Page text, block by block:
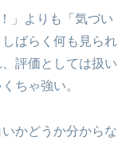
」よりも「気づい
ばらく何も見られ
評価としては扱い
ちゃ強い。
かどうか分からな